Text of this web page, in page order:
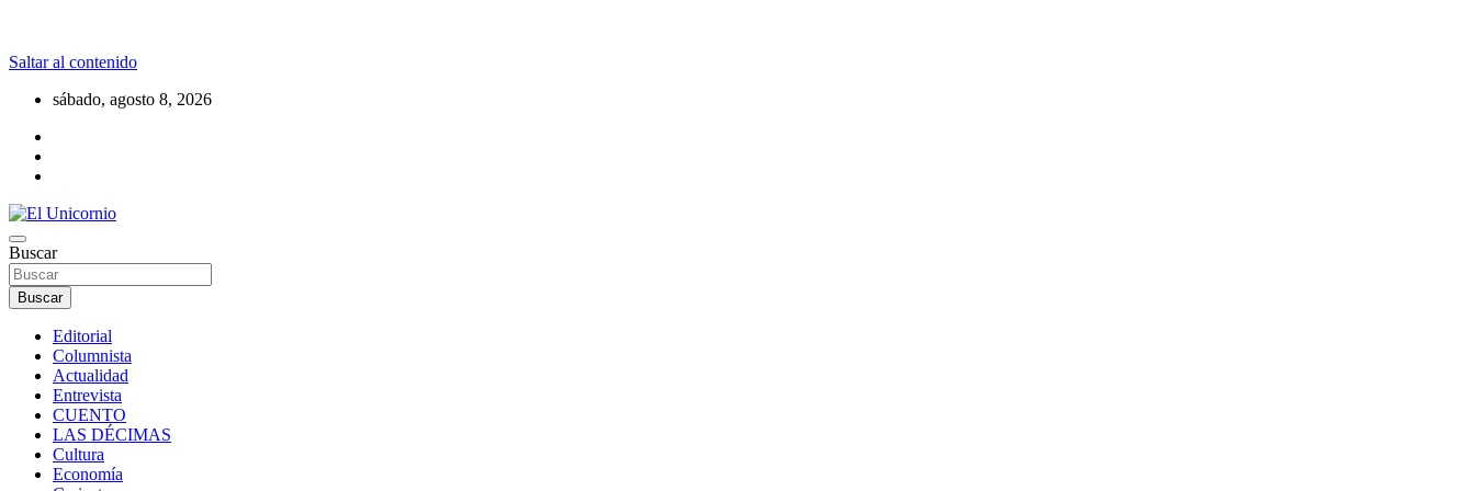
Saltar al contenido
sábado, agosto 8, 2026
El Unicornio
La realidad supera la fantasía
Buscar
Buscar
Editorial
Columnista
Actualidad
Entrevista
CUENTO
LAS DÉCIMAS
Cultura
Economía